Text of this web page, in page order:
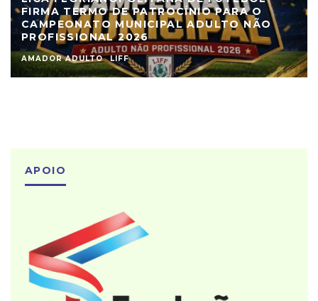
FIRMA TERMO DE PATROCÍNIO PARA O
CAMPEONATO MUNICIPAL ADULTO NÃO
PROFISSIONAL 2026
AMADOR ADULTO LIFF
APOIO